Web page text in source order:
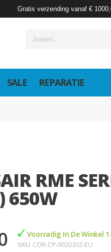
Gratis verzending vanaf €
SALE REPARATIE
RME
650W
Voorradig In De Winkel
SKU COR-CP-9020302-EU